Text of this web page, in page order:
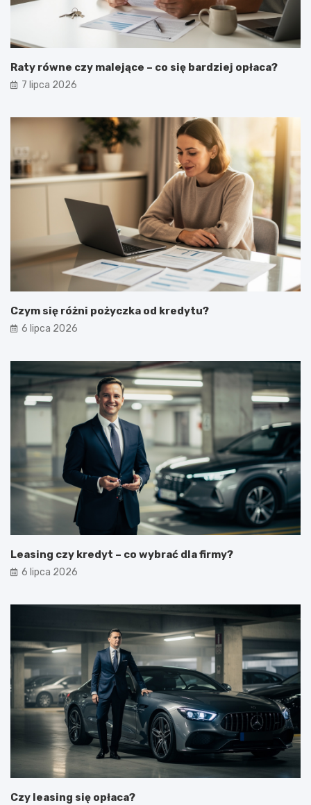
Raty równe czy malejące – co się bardziej opłaca?
7 lipca 2026
Czym się różni pożyczka od kredytu?
6 lipca 2026
Leasing czy kredyt – co wybrać dla firmy?
6 lipca 2026
Czy leasing się opłaca?